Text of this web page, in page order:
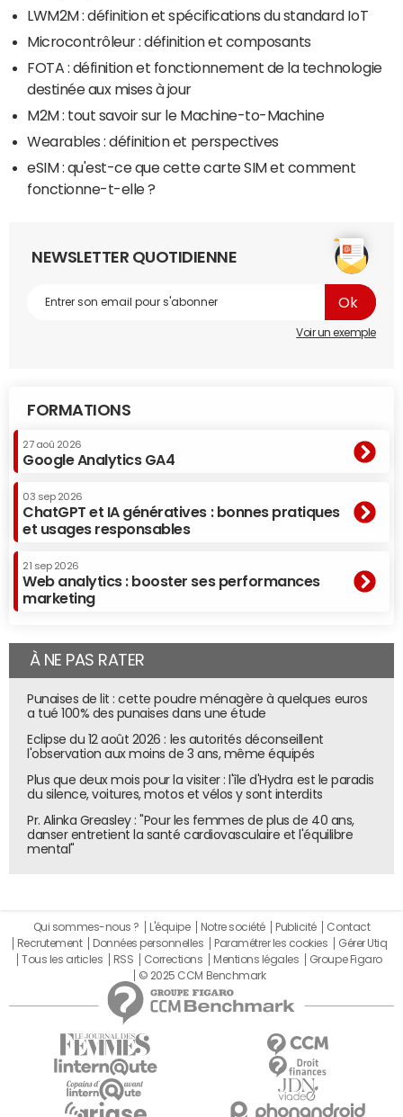
LWM2M : définition et spécifications du standard IoT
Microcontrôleur : définition et composants
FOTA : définition et fonctionnement de la technologie
destinée aux mises à jour
M2M : tout savoir sur le Machine-to-Machine
Wearables : définition et perspectives
eSIM : qu'est-ce que cette carte SIM et comment
fonctionne-t-elle ?
NEWSLETTER QUOTIDIENNE
Voir un exemple
FORMATIONS
27 aoû 2026
Google Analytics GA4
03 sep 2026
ChatGPT et IA génératives : bonnes pratiques
et usages responsables
21 sep 2026
Web analytics : booster ses performances
marketing
À NE PAS RATER
Punaises de lit : cette poudre ménagère à quelques euros
a tué 100% des punaises dans une étude
Eclipse du 12 août 2026 : les autorités déconseillent
l'observation aux moins de 3 ans, même équipés
Plus que deux mois pour la visiter : l'île d'Hydra est le paradis
du silence, voitures, motos et vélos y sont interdits
Pr. Alinka Greasley : "Pour les femmes de plus de 40 ans,
danser entretient la santé cardiovasculaire et l'équilibre
mental"
Qui sommes-nous ? L'équipe Notre société Publicité
Contact
Recrutement
Données personnelles Paramétrer les cookies
Gérer Utiq
Tous les articles
RSS Corrections Mentions légales
Groupe Figaro
© 2025 CCM Benchmark